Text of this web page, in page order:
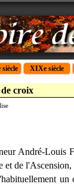
XIXe siècle
croix
André-Louis
et de l'Ascension,
un